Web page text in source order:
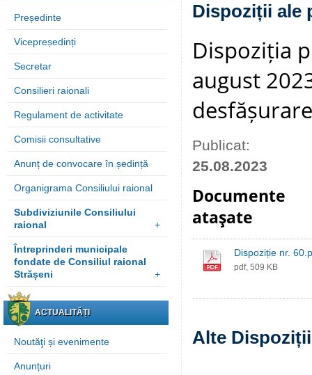
Președinte
Vicepreședinți
Secretar
Consilieri raionali
Regulament de activitate
Comisii consultative
Anunț de convocare în ședință
Organigrama Consiliului raional
Subdiviziunile Consiliului
raional
+
Întreprinderi municipale
fondate de Consiliul raional
Strășeni
+
ACTUALITĂȚI
Noutăţi și evenimente
Anunțuri
Dispoziții ale
Dispoziția
august
Publicat:
25.08.2023
Documente
ataşate
Dispoziție nr.
pdf, 509 KB
Alte